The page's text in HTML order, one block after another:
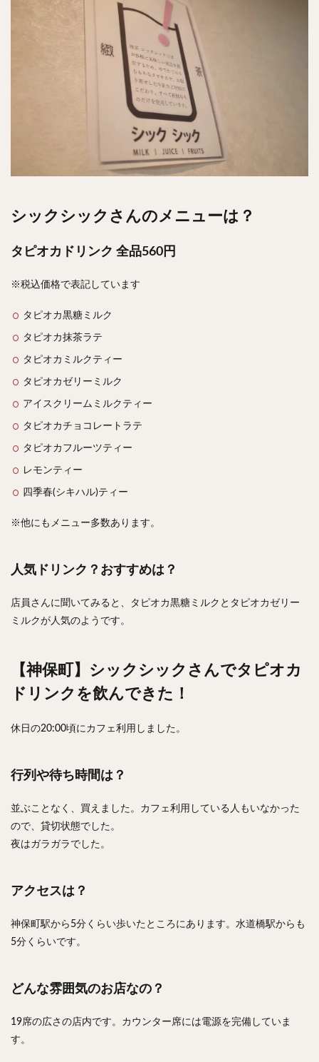
シックシックさんのメニューは？
タピオカドリンク 全品560円
※税込価格で表記しています
タピオカ黒糖ミルク
タピオカ抹茶ラテ
タピオカミルクティー
タピオカゼリーミルク
アイスクリームミルクティー
タピオカチョコレートラテ
タピオカフルーツティー
レモンティー
四季春(シキハル)ティー
※他にもメニュー多数あります。
人気ドリンク？おすすめは？
店員さんに聞いてみると、タピオカ黒糖ミルクとタピオカゼリー
ミルクが人気のようです。
【神保町】シックシックさんでタピオカ
ドリンクを飲んできた！
休日の20:00頃にカフェ利用しました。
行列や待ち時間は？
並ぶことなく、買えました。カフェ利用している人もいなかった
ので、貸切状態でした。
夜はガラガラでした。
アクセスは？
神保町駅から5分くらい歩いたところにあります。水道橋駅からも
5分くらいです。
どんな雰囲気のお店なの？
19席の広さの店内です。カウンター席には電源を完備していま
す。
検索